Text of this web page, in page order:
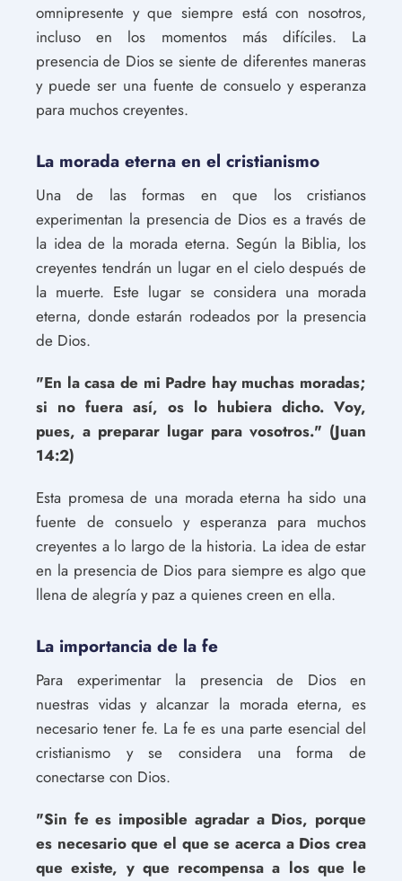
omnipresente y que siempre está con nosotros,
incluso en los momentos más difíciles. La
presencia de Dios se siente de diferentes maneras
y puede ser una fuente de consuelo y esperanza
para muchos creyentes.
La morada eterna en el cristianismo
Una de las formas en que los cristianos
experimentan la presencia de Dios es a través de
la idea de la morada eterna. Según la Biblia, los
creyentes tendrán un lugar en el cielo después de
la muerte. Este lugar se considera una morada
eterna, donde estarán rodeados por la presencia
de Dios.
"En la casa de mi Padre hay muchas moradas;
si no fuera así, os lo hubiera dicho. Voy,
pues, a preparar lugar para vosotros." (Juan
14:2)
Esta promesa de una morada eterna ha sido una
fuente de consuelo y esperanza para muchos
creyentes a lo largo de la historia. La idea de estar
en la presencia de Dios para siempre es algo que
llena de alegría y paz a quienes creen en ella.
La importancia de la fe
Para experimentar la presencia de Dios en
nuestras vidas y alcanzar la morada eterna, es
necesario tener fe. La fe es una parte esencial del
cristianismo y se considera una forma de
conectarse con Dios.
"Sin fe es imposible agradar a Dios, porque
es necesario que el que se acerca a Dios crea
que existe, y que recompensa a los que le